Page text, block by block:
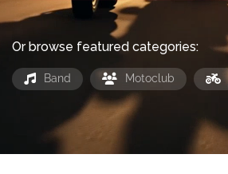
Or browse featured categories:
Band Motoclub